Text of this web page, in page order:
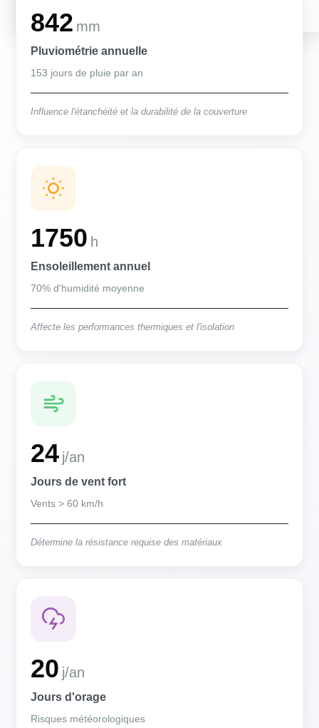
842 mm
Pluviométrie annuelle
153 jours de pluie par an
Influence l'étanchéité et la durabilité de la couverture
1750 h
Ensoleillement annuel
70% d'humidité moyenne
Affecte les performances thermiques et l'isolation
24 j/an
Jours de vent fort
Vents > 60 km/h
Détermine la résistance requise des matériaux
20 j/an
Jours d'orage
Risques météorologiques